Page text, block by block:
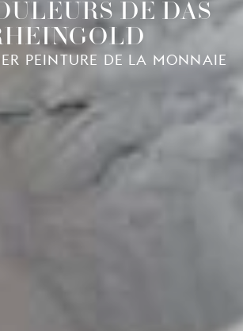
DE DAS
PEINTURE DE LA MONNAIE